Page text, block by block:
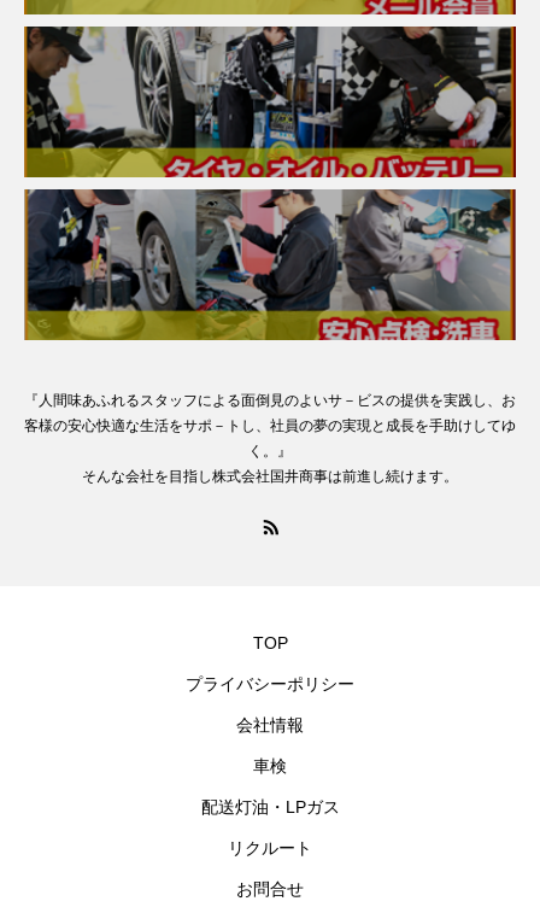
『人間味あふれるスタッフによる面倒見のよいサ－ビスの提供を実践し、お
客様の安心快適な生活をサポ－トし、社員の夢の実現と成長を手助けしてゆ
く。』
そんな会社を目指し株式会社国井商事は前進し続けます。
TOP
プライバシーポリシー
会社情報
車検
配送灯油・LPガス
リクルート
お問合せ